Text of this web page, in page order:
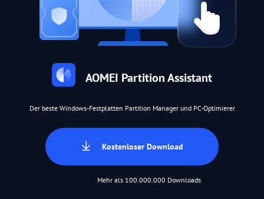
AOMEI Partition Assistant
Der beste Windows-Festplatten Partition Manager und PC-Optimierer
Kostenloser Download
Mehr als 100.000.000 Downloads